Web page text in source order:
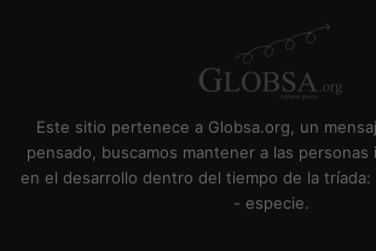
Este sitio pertenece a Globsa.org, un
pensado, buscamos mantener a las
en el desarrollo dentro del tiempo de la
- especie.